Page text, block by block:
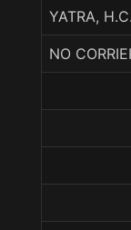
YATRA,
NO